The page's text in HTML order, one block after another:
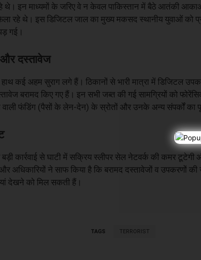
थे। इन माध्यमों के जरिए वे न केवल पाकिस्तान में बैठे आतंकी
रहे थे। इस डिजिटल जाल का मुख्य मकसद स्थानीय युवाओं को
गई।
दस्तावेज
हाथ कई अहम सुराग लगे हैं। ठिकानों से भारी मात्रा में डिजिटल
बरामद किए गए हैं। इन सभी जब्त की गई सामग्रियों को
फंडिंग (पैसों के लेन-देन) के स्रोतों और उनके अन्य संपर्कों का
बड़ी कार्रवाई से घाटी में सक्रिय स्लीपर सेल नेटवर्क की कमर
अधिकारियों ने साफ किया है कि बरामद दस्तावेजों व उपकरणों
देखने को मिल सकती हैं।
TAGS TERRORIST